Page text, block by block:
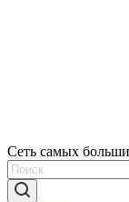
Сеть самых